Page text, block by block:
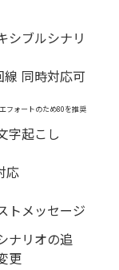
シブルシナリ
線 同時対応可
フォートのため80を推奨
字起こし
応
トメッセージ
ナリオの追
更